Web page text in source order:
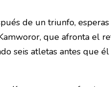
de un triunfo,
que afronta el
seis atletas antes que